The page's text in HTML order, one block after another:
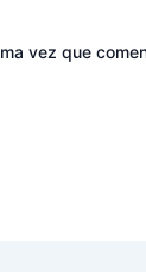
vez que